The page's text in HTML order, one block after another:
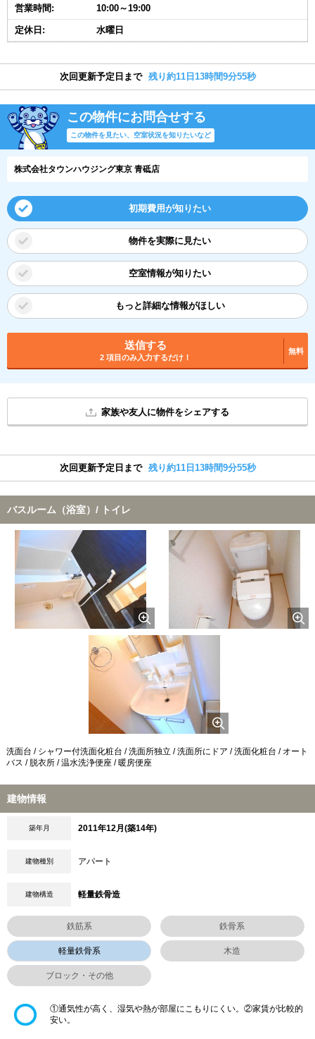
営業時間: 10:00～19:00
定休日: 水曜日
次回更新予定日まで 残り約11日13時間9分55秒
この物件にお問合せする
この物件を見たい、空室状況を知りたいなど
株式会社タウンハウジング東京 青砥店
初期費用が知りたい
物件を実際に見たい
空室情報が知りたい
もっと詳細な情報がほしい
送信する
2 項目のみ入力するだけ！
無料
家族や友人に物件をシェアする
次回更新予定日まで 残り約11日13時間9分55秒
バスルーム（浴室）/ トイレ
洗面台 / シャワー付洗面化粧台 / 洗面所独立 / 洗面所にドア / 洗面化粧台 / オート
バス / 脱衣所 / 温水洗浄便座 / 暖房便座
建物情報
築年月 2011年12月(築14年)
建物種別 アパート
建物構造 軽量鉄骨造
鉄筋系 鉄骨系
軽量鉄骨系 木造
ブロック・その他
①通気性が高く、湿気や熱が部屋にこもりにくい。②家賃が比較的
安い。